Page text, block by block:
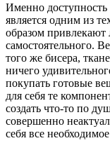
Именно
является одним из
образом привлекают
самостоятельного.
того же бисера,
ничего
покупать готовые
для себя те
создать что-то по
совершенно
себя все